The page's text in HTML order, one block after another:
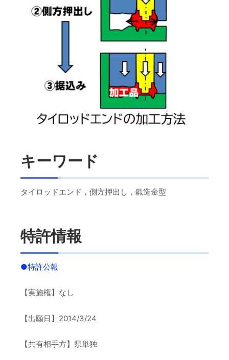
キーワード
タイロッドエンド，側方押出し，鍛造金型
特許情報
●特許公報
【実施権】なし
【出願日】2014/3/24
【共有相手方】県単独